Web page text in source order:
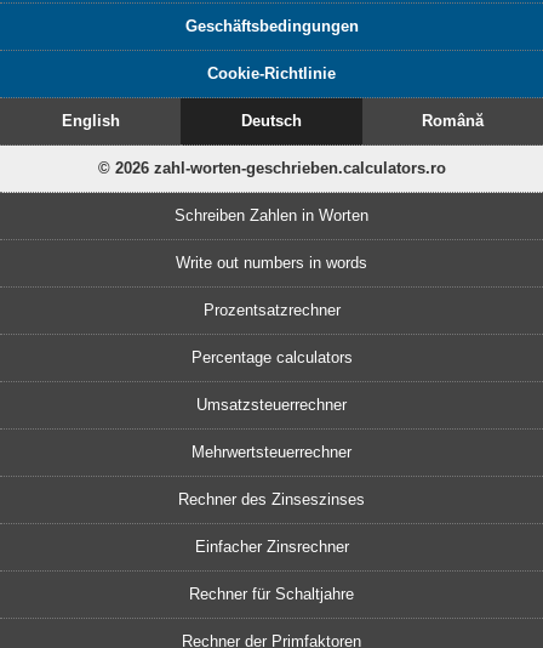
Geschäftsbedingungen
Cookie-Richtlinie
English Deutsch Română
© 2026 zahl-worten-geschrieben.calculators.ro
Schreiben Zahlen in Worten
Write out numbers in words
Prozentsatzrechner
Percentage calculators
Umsatzsteuerrechner
Mehrwertsteuerrechner
Rechner des Zinseszinses
Einfacher Zinsrechner
Rechner für Schaltjahre
Rechner der Primfaktoren